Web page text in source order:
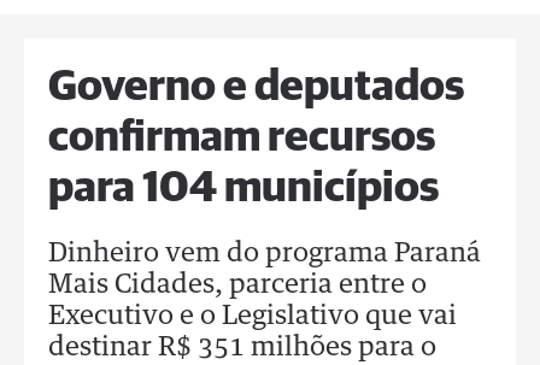
Governo e deputados
confirmam recursos
para 104 municípios
Dinheiro vem do programa Paraná
Mais Cidades, parceria entre o
Executivo e o Legislativo que vai
destinar R$ 351 milhões para o